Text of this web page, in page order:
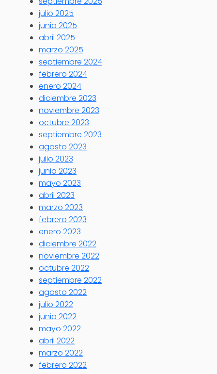
julio 2025
junio 2025
abril 2025
marzo 2025
septiembre 2024
febrero 2024
enero 2024
diciembre 2023
noviembre 2023
octubre 2023
septiembre 2023
agosto 2023
julio 2023
junio 2023
mayo 2023
abril 2023
marzo 2023
febrero 2023
enero 2023
diciembre 2022
noviembre 2022
octubre 2022
septiembre 2022
agosto 2022
julio 2022
junio 2022
mayo 2022
abril 2022
marzo 2022
febrero 2022